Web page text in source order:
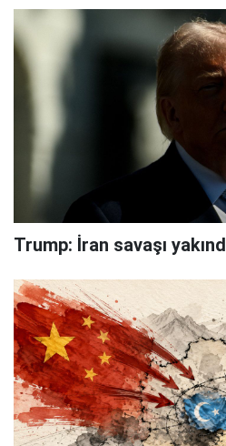
Trump: İran savaşı